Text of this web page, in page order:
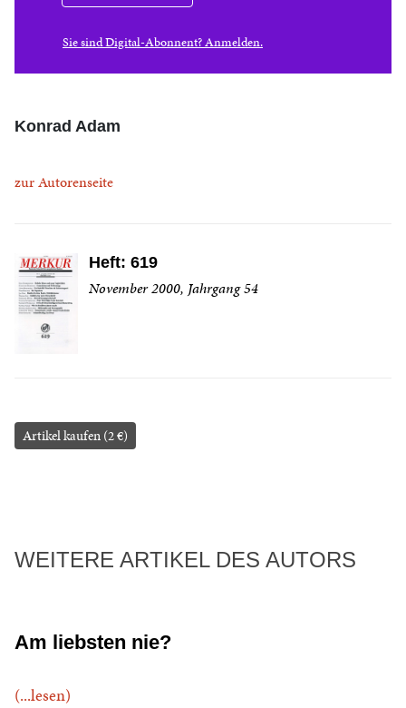
Sie sind Digital-Abonnent? Anmelden.
Konrad Adam
zur Autorenseite
Heft: 619
November 2000, Jahrgang 54
Artikel kaufen (2 €)
WEITERE ARTIKEL DES AUTORS
Am liebsten nie?
(...lesen)